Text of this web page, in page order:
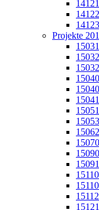
Projekte